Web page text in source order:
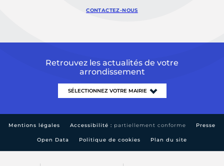
CONTACTEZ-NOUS
Retrouvez les actualités de votre
arrondissement
Mentions légales Accessibilité : partiellement conforme Presse
Open Data Politique de cookies Plan du site